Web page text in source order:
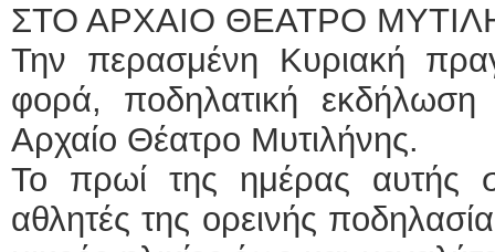
ΣΤΟ ΑΡΧΑΙΟ ΘΕΑΤΡΟ
Την περασμένη Κυριακή
φορά, ποδηλατική
Αρχαίο Θέατρο Μυτιλήνης.
Το πρωί της ημέρας αυτής
αθλητές της ορεινής